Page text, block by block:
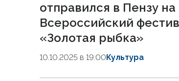
отправился в Пензу на
Всероссийский
«Золотая рыбка»
10.10.2025 в 19:00Культура